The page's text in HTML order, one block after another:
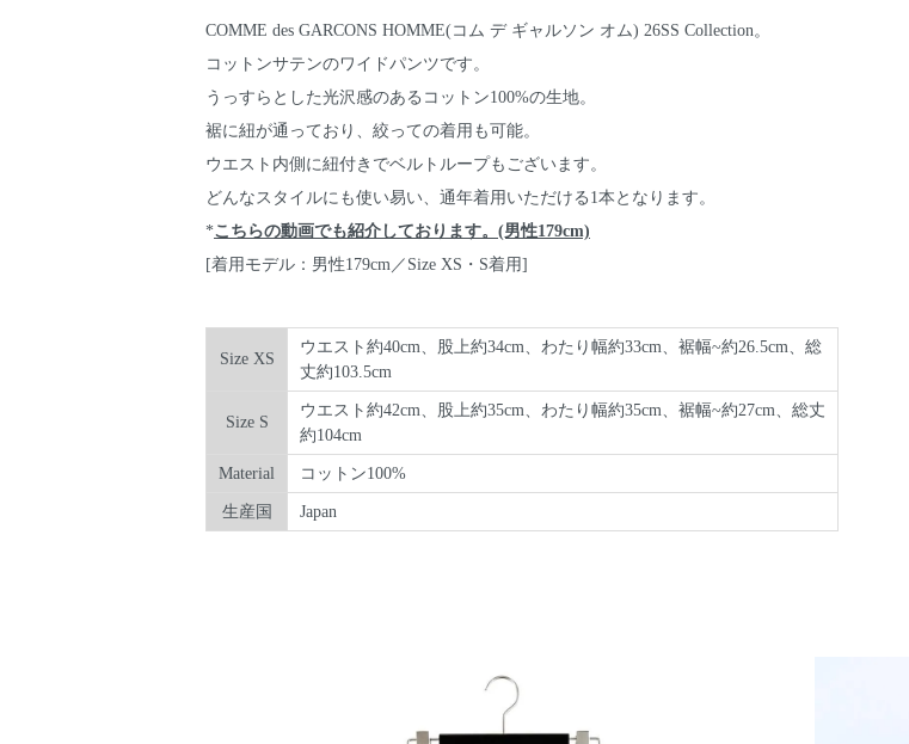
COMME des GARCONS HOMME(コム デ ギャルソン オム) 26SS Collection。
コットンサテンのワイドパンツです。
うっすらとした光沢感のあるコットン100%の生地。
裾に紐が通っており、絞っての着用も可能。
ウエスト内側に紐付きでベルトループもございます。
どんなスタイルにも使い易い、通年着用いただける1本となります。
*こちらの動画でも紹介しております。(男性179cm)
[着用モデル：男性179cm／Size XS・S着用]
Size XS
ウエスト約40cm、股上約34cm、わたり幅約33cm、裾幅~約26.5cm、総
丈約103.5cm
Size S
ウエスト約42cm、股上約35cm、わたり幅約35cm、裾幅~約27cm、総丈
約104cm
Material コットン100%
生産国 Japan